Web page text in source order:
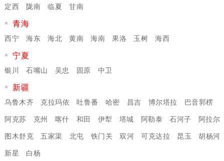
定西
陇南 临夏 甘南
青海
西宁 海东 海北 黄南 海南 果洛 玉树 海西
宁夏
银川 石嘴山 吴忠 固原 中卫
新疆
乌鲁木齐 克拉玛依 吐鲁番 哈密 昌吉 博尔塔拉
巴音郭楞
阿克苏
克州 喀什 和田 伊犁 塔城 阿勒泰 石河子
阿拉尔
图木舒克
五家渠 北屯 铁门关 双河 可克达拉 昆玉
胡杨河
新星
白杨